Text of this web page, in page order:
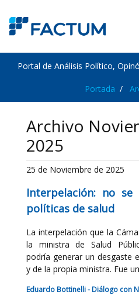
Portal de Análisis Político,
Portada
Archivo
2025
25 de Noviembre de 2025
Interpelación: no
políticas de salud
La interpelación que la
la ministra de Salud
podría generar un desgaste
y de la propia ministra. Fue
Eduardo Bottinelli - Diálogo con